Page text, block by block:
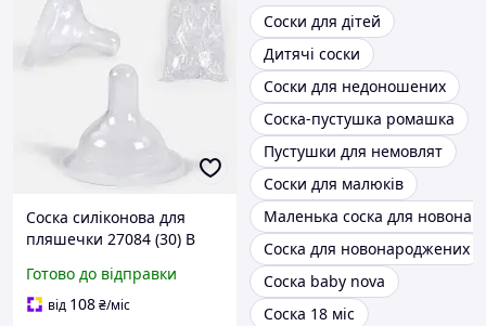
Соска силіконова для
пляшечки 27084 (30) В
ЦІНА ЗА УПАКОВКУ,
"BIMBO"
Готово до відправки
від 108₴/міс
Соски для дітей
Дитячі соски
Соски для недоношених
Соска-пустушка ромашка
Пустушки для немовлят
Соски для малюків
Маленька соска для
Соска для новонароджених
Соска baby nova
Соска 18 міс